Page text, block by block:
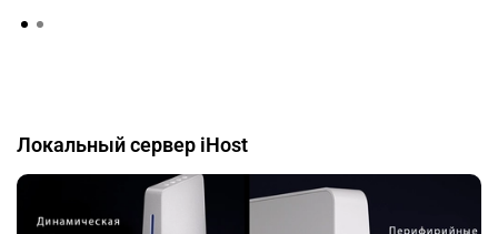
Локальный сервер iHost